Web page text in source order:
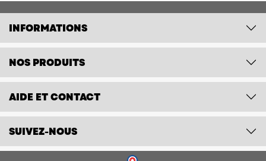
INFORMATIONS
NOS PRODUITS
AIDE ET CONTACT
SUIVEZ-NOUS